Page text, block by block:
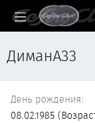
ДиманА33
День рождения
08.02.1985